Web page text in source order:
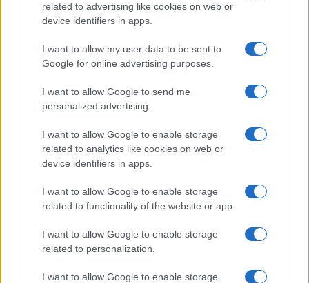
related to advertising like cookies on web or
device identifiers in apps.
I want to allow my user data to be sent to
Google for online advertising purposes.
I want to allow Google to send me
personalized advertising.
I want to allow Google to enable storage
related to analytics like cookies on web or
device identifiers in apps.
I want to allow Google to enable storage
related to functionality of the website or app.
I want to allow Google to enable storage
related to personalization.
I want to allow Google to enable storage